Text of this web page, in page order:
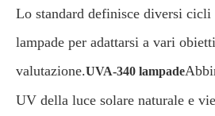
Lo standard definisce diversi
lampade per adattarsi a vari
valutazione.UVA-340 lampade
UV della luce solare naturale e